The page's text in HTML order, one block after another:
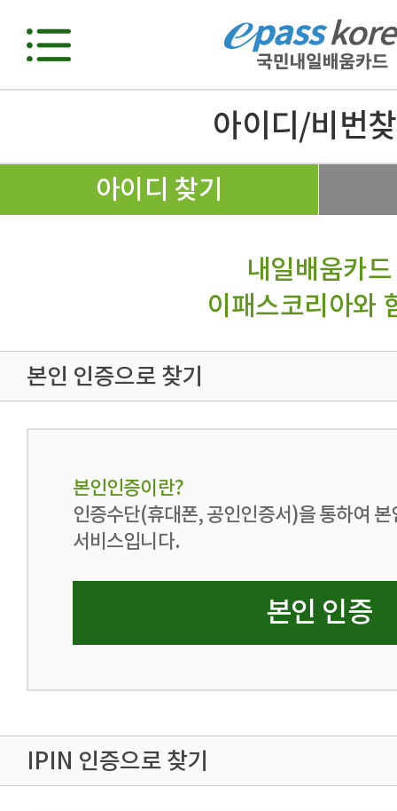
아이디/비번
아이디 찾기
내일배움카드
이패스코리아와
본인 인증으로 찾기
본인인증이란?
인증수단(휴대폰, 공인인증서)을 통하여
서비스입니다.
본인 인증
IPIN 인증으로 찾기